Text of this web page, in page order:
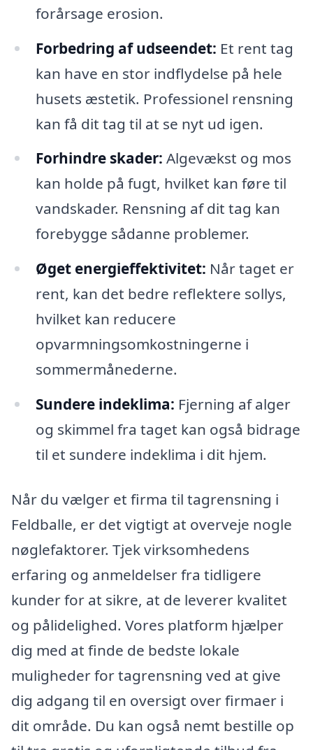
forårsage erosion.
Forbedring af udseendet: Et rent tag
kan have en stor indflydelse på hele
husets æstetik. Professionel rensning
kan få dit tag til at se nyt ud igen.
Forhindre skader: Algevækst og mos
kan holde på fugt, hvilket kan føre til
vandskader. Rensning af dit tag kan
forebygge sådanne problemer.
Øget energieffektivitet: Når taget er
rent, kan det bedre reflektere sollys,
hvilket kan reducere
opvarmningsomkostningerne i
sommermånederne.
Sundere indeklima: Fjerning af alger
og skimmel fra taget kan også bidrage
til et sundere indeklima i dit hjem.
Når du vælger et firma til tagrensning i
Feldballe, er det vigtigt at overveje nogle
nøglefaktorer. Tjek virksomhedens
erfaring og anmeldelser fra tidligere
kunder for at sikre, at de leverer kvalitet
og pålidelighed. Vores platform hjælper
dig med at finde de bedste lokale
muligheder for tagrensning ved at give
dig adgang til en oversigt over firmaer i
dit område. Du kan også nemt bestille op